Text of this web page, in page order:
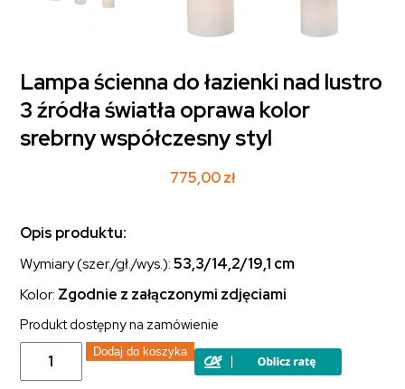
Lampa ścienna do łazienki nad lustro
3 źródła światła oprawa kolor
srebrny współczesny styl
775,00zł
Opis produktu:
Wymiary (szer./gł./wys.):53,3/14,2/19,1 cm
Kolor: Zgodnie z załączonymi zdjęciami
Produkt dostępny na zamówienie
ilość
Lampa
ścienna
Dodaj do koszyka